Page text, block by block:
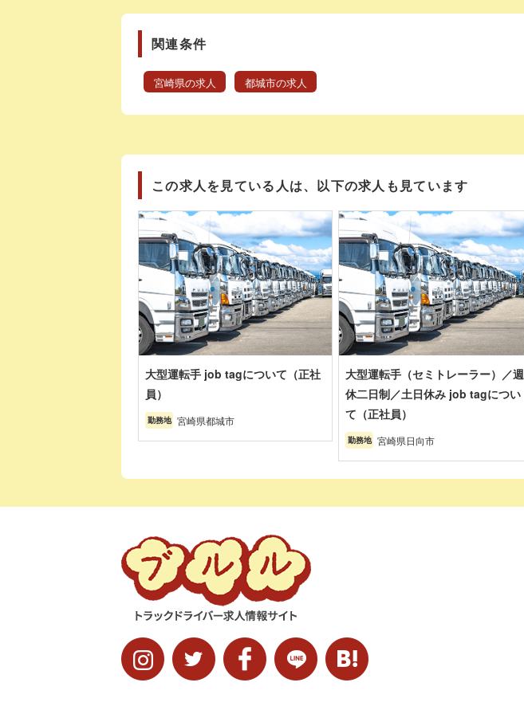
関連条件
宮崎県の求人 都城市の求人
この求人を見ている人は、以下の求人も見ています
大型運転手 job tagについて（正社
員）
勤務地 宮崎県都城市
大型運転手（セミトレーラー）／週
休二日制／土日休み job tagについ
て（正社員）
勤務地 宮崎県日向市